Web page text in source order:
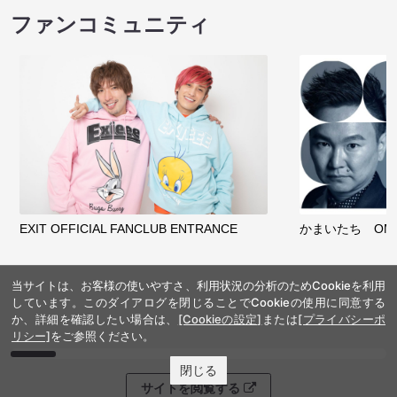
ファンコミュニティ
EXIT OFFICIAL FANCLUB ENTRANCE かまいたち
サイトを閲覧する
当サイトは、お客様の使いやすさ、利用状況の分析のためCookieを利用
しています。このダイアログを閉じることでCookieの使用に同意する
か、詳細を確認したい場合は、 [Cookieの設定] または[プライバシーポ
リシー]をご参照ください。
閉じる